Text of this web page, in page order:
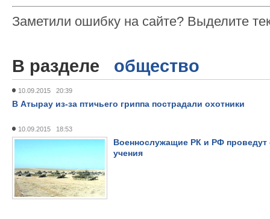
Заметили ошибку на сайте? Выделите
В разделе общество
10.09.2015 20:39
В Атырау из-за птичьего гриппа пострадали охотники
10.09.2015 18:53
Военнослужащие РК и РФ
учения